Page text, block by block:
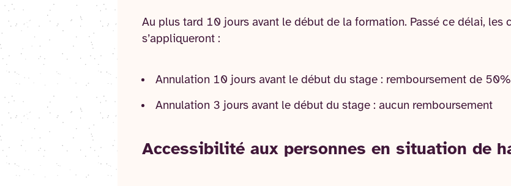
Au plus tard 10 jours avant le début de la formation. Passé ce délai, les
s’appliqueront :
Annulation 10 jours avant le début du stage : remboursement de
Annulation 3 jours avant le début du stage : aucun remboursement
Accessibilité aux personnes en situation de